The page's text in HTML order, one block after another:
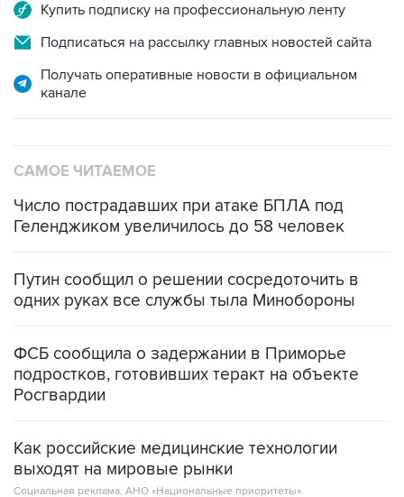
Купить подписку на профессиональную ленту
Подписаться на рассылку главных новостей сайта
Получать оперативные новости в официальном
канале
САМОЕ ЧИТАЕМОЕ
Число пострадавших при атаке БПЛА под
Геленджиком увеличилось до 58 человек
Путин сообщил о решении сосредоточить в
одних руках все службы тыла Минобороны
ФСБ сообщила о задержании в Приморье
подростков, готовивших теракт на объекте
Росгвардии
Как российские медицинские технологии
выходят на мировые рынки
Социальная реклама, АНО «Национальные приоритеты».